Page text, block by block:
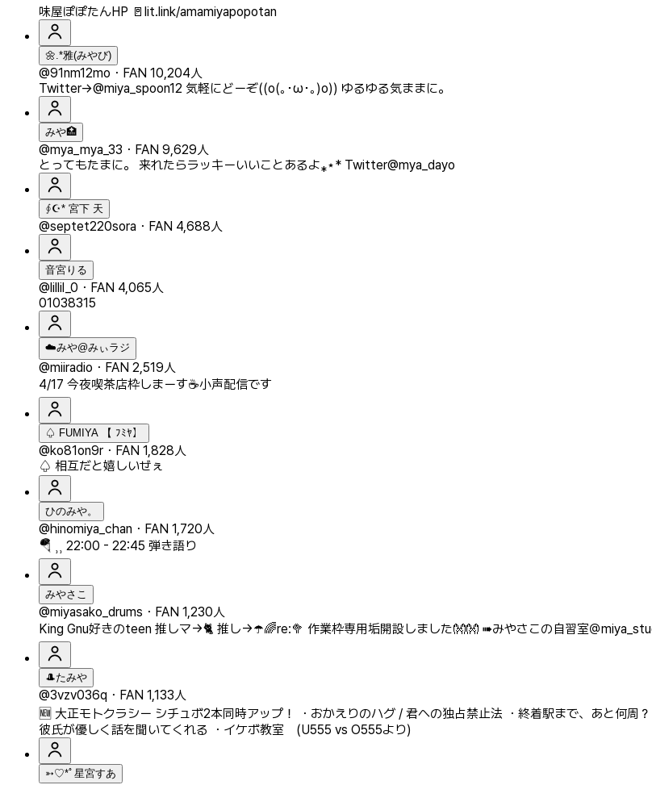
味屋ぽぽたんHP 🚪lit.link/amamiyapopotan
🌼.*雅(みやび)
@91nm12mo ・ FAN 10,204人
Twitter→@miya_spoon12 気軽にどーぞ((o(｡･ω･｡)o)) ゆるゆる気ままに。
みや🏥
@mya_mya_33 ・ FAN 9,629人
とってもたまに。 来れたらラッキーいいことあるよ⁎⋆* Twitter@mya_dayo
∮☪︎* 宮下 天
@septet220sora ・ FAN 4,688人
音宮りる
@lillil_0 ・ FAN 4,065人
01038315
☁️みや@みぃラジ
@miiradio ・ FAN 2,519人
4/17 今夜喫茶店枠しまーす☕️小声配信です
♤ FUMIYA 【 ﾌﾐﾔ】
@ko81on9r ・ FAN 1,828人
♤ 相互だと嬉しいぜぇ
ひのみや。
@hinomiya_chan ・ FAN 1,720人
🪂 ⸒⸒ 22:00 - 22:45 弾き語り
みやさこ
@miyasako_drums ・ FAN 1,230人
King Gnu好きのteen 推しマ→🐈 推し→☂️🌈re:🥦 作業枠専用垢開設しました👐👐 ➠みやさこの自習室＠
🎩たみや
@3vzv036q ・ FAN 1,133人
🆕️ 大正モトクラシー シチュボ2本同時アップ！ ・おかえりのハグ / 君への独占禁止法 ・終着駅まで、あと何
彼氏が優しく話を聞いてくれる ・イケボ教室 (U555 vs O555より)
➳♡*ﾟ星宮すあ